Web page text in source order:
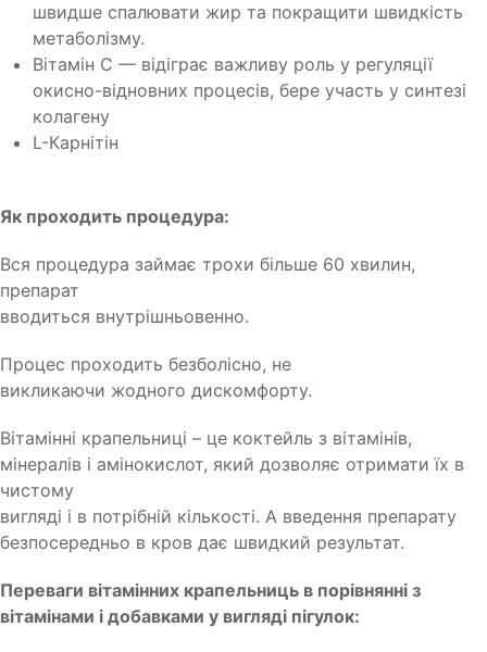
швидше спалювати жир та покращити швидкість
метаболізму.
Вітамін С — відіграє важливу роль у регуляції
окисно-відновних процесів, бере участь у синтезі
колагену
L-Карнітін
Як проходить процедура:
Вся процедура займає трохи більше 60 хвилин,
препарат
вводиться внутрішньовенно.
Процес проходить безболісно, не
викликаючи жодного дискомфорту.
Вітамінні крапельниці – це коктейль з вітамінів,
мінералів і амінокислот, який дозволяє отримати їх в
чистому
вигляді і в потрібній кількості. А введення препарату
безпосередньо в кров дає швидкий результат.
Переваги вітамінних крапельниць в порівнянні з
вітамінами і добавками у вигляді пігулок: